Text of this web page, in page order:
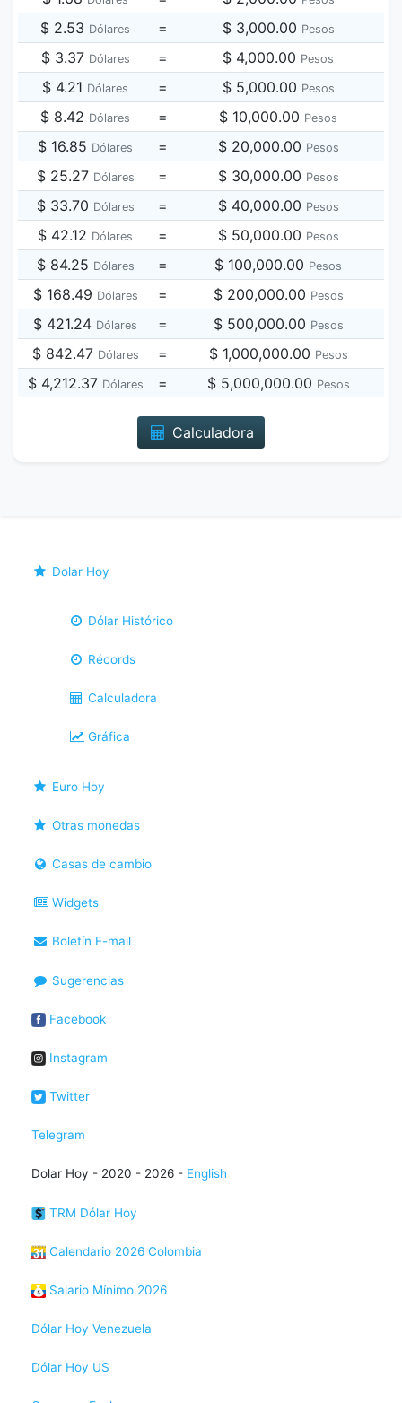
$ 2.53 Dólares = $ 3,000.00 Pesos
$ 3.37 Dólares = $ 4,000.00 Pesos
$ 4.21 Dólares = $ 5,000.00 Pesos
$ 8.42 Dólares = $ 10,000.00 Pesos
$ 16.85 Dólares = $ 20,000.00 Pesos
$ 25.27 Dólares = $ 30,000.00 Pesos
$ 33.70 Dólares = $ 40,000.00 Pesos
$ 42.12 Dólares = $ 50,000.00 Pesos
$ 84.25 Dólares = $ 100,000.00 Pesos
$ 168.49 Dólares = $ 200,000.00 Pesos
$ 421.24 Dólares = $ 500,000.00 Pesos
$ 842.47 Dólares = $ 1,000,000.00 Pesos
$ 4,212.37 Dólares = $ 5,000,000.00 Pesos
Calculadora
Dolar Hoy
Dólar Histórico
Récords
Calculadora
Gráfica
Euro Hoy
Otras monedas
Casas de cambio
Widgets
Boletín E-mail
Sugerencias
Facebook
Instagram
Twitter
Telegram
Dolar Hoy - 2020 - 2026 - English
TRM Dólar Hoy
Calendario 2026 Colombia
Salario Mínimo 2026
Dólar Hoy Venezuela
Dólar Hoy US